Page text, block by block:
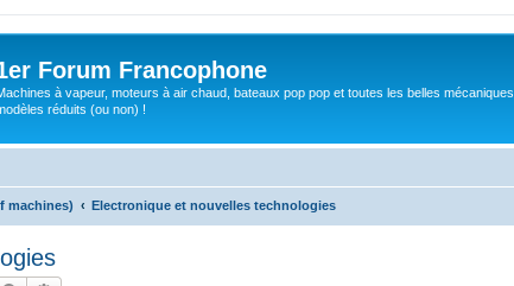
Forum Francophone
à vapeur, moteurs à air chaud, bateaux pop pop et toutes les belles mécaniques
réduits (ou non) !
machines) Electronique et nouvelles technologies